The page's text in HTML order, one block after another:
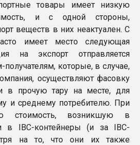
товары имеет низкую
и с одной стороны,
веществ в них неактуален. С
имеет место следующая
на экспорт отправляется
которые, в случае,
осуществляют фасовку
в прочую тару на месте, для
и среднему потребителю. При
стоимость, возникшую в
в IBC-контейнеры (и за IBC-
на то, что они их также